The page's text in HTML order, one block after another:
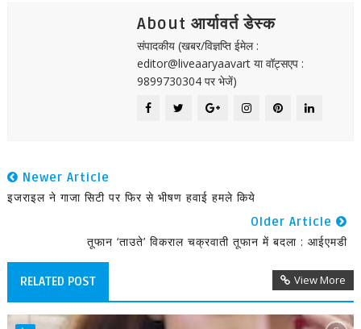
About आर्यावर्त डेस्क
संपादकीय (खबर/विज्ञप्ति ईमेल :
editor@liveaaryaavart या वॉट्सएप :
9899730304 पर भेजें)
Newer Article
इजराइल ने गाजा सिटी पर फिर से भीषण हवाई हमले किये
Older Article
तूफान ‘ताउते’ विकराल चक्रवाती तूफान में बदला : आईएमडी
RELATED POST View More